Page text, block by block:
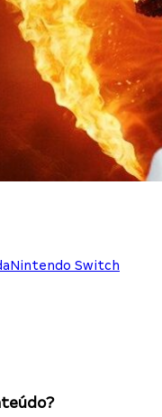
Nintendo Switch